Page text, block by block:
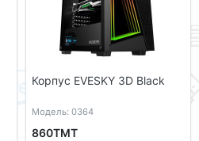
Корпус EVESKY 3D Black
Модель: 0364
860ТМТ